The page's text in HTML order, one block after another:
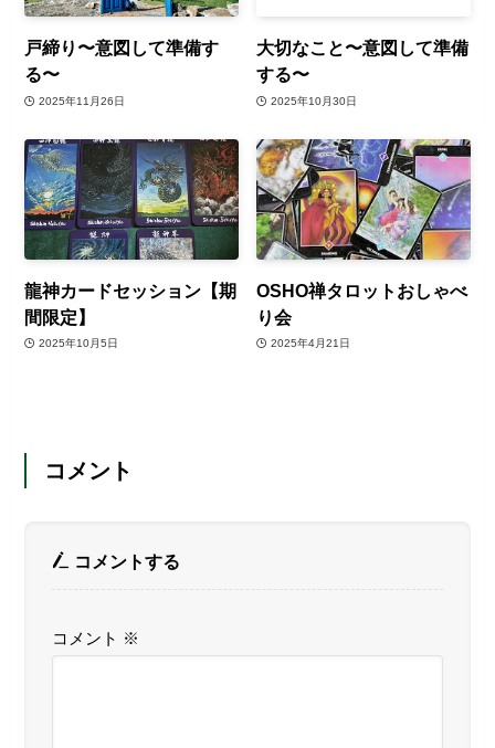
戸締り〜意図して準備す
る〜
2025年11月26日
大切なこと〜意図して準備
する〜
2025年10月30日
龍神カードセッション【期
間限定】
2025年10月5日
OSHO禅タロットおしゃべ
り会
2025年4月21日
コメント
コメントする
コメント ※